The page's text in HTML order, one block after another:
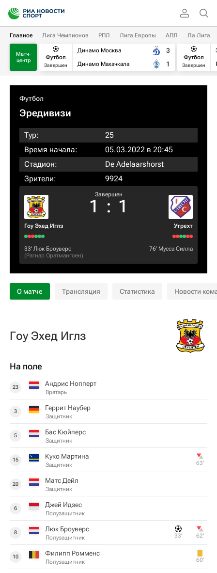
Главное Лига Чемпионов РПЛ Лига Европы АПЛ Ла Лига
Матч-
центр
Футбол
Завершен
Динамо Москва
Динамо Махачкала
3
1
Футбол
Завершен
Футбол
Эредивизи
Тур:
25
Время начала:
05.03.2022 в 20:45
Стадион:
De Adelaarshorst
Зрители:
9924
Гоу Эхед Иглз
Завершен
1 : 1
Утрехт
33‎’‎ Люк Броуверс
(Рагнар Оратмангоен)
76‎’‎ Мусса Силла
О матче Трансляция Статистика Новости
Гоу Эхед Иглз
На поле
23 Андрис Нопперт
Вратарь
3 Геррит Наубер
Защитник
5 Бас Кюйперс
Защитник
15 Куко Мартина
Защитник 63‎’‎
20 Матс Дейл
Защитник
6 Джей Идзес
Полузащитник
8 Люк Броуверс
Полузащитник 33‎’‎ 62‎’‎
10 Филипп Ромменс
Полузащитник 60‎’‎